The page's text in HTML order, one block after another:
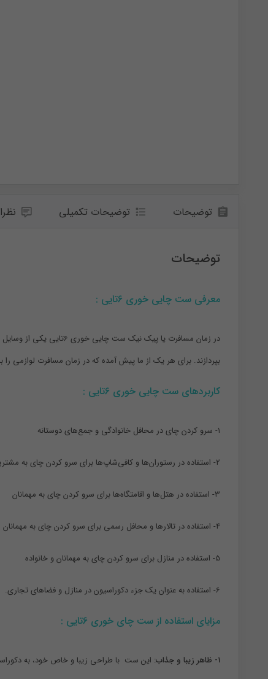
توضیحات توضیحات تکمیلی
توضیحات
معرفی ست چایی خوری 6تایی :
در زمان مسافرت یا پیک نیک ست چایی خوری 6تایی یکی از وسایل مورد علاقه بسیاری از افراد است.
بپردازند. برای هر یک از ما پیش آمده که در زمان مسافرت لوازمی
کاربردهای ست چایی خوری 6تایی :
1- سرو کردن چای در محافل خانوادگی و جمع‌های دوستانه
2- استفاده در رستوران‌ها و کافی‌شاپ‌ها برای سرو کردن چای به مشتریان
3- استفاده در هتل‌ها و اقامتگاه‌ها برای سرو کردن چای به مهمانان
4- استفاده در تالارها و محافل رسمی برای سرو کردن چای به مهمانان
5- استفاده در منازل برای سرو کردن چای به مهمانان و خانواده
6- استفاده به عنوان یک جزء دکوراسیون در منازل و فضاهای تجاری.
مزایای استفاده از ست چای خوری 6تایی :
1- ظاهر زیبا و جذاب: این ست با طراحی زیبا و خاص خود، به